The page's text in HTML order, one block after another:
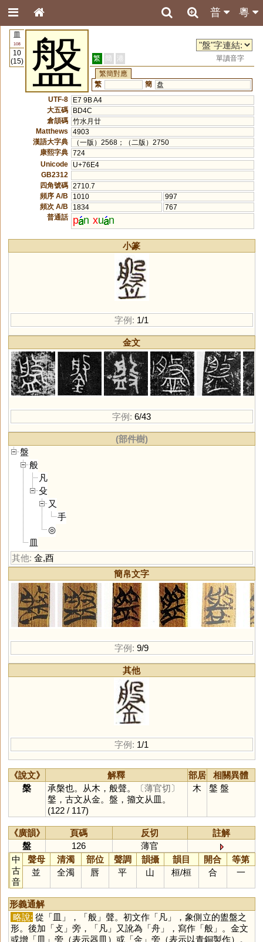
粵
普
皿
108
10
(15)
盤 繁 簡 港
單讀音字
繁簡對應
繁
簡 盘
UTF-8
E7 9B A4
大五碼
BD4C
倉頡碼 竹水月廿
Matthews
4903
漢語大字典
（一版）2568；（二版）2750
康熙字典 724
Unicode
U+76E4
GB2312
四角號碼 2710.7
頻序 A/B
1010
997
頻次 A/B
1834
767
普通話
p n xu n
小篆
字例: 1/1
金文
字例: 6/43
(部件樹)
盤
般
凡
殳
又
手
◎
皿
其他: 金,酉
簡帛文字
字例: 9/9
其他
字例: 1/1
《說文》 解釋 部居
相關異體
槃
承槃也。从木，般聲。
〔薄官切〕
鎜，古文从金。盤，籀文从皿。
(122 / 117)
木 鎜 盤
《廣韻》 頁碼 反切
註解
盤
126
薄官
中
古
音
聲母 清濁 部位 聲調 韻攝 韻目 開合
等第
並
全濁 唇 平 山 桓/桓 合 一
形義通解
略說: 從「皿 」，「般」聲。初文作「凡」，象側立的盥盤之
形。後加「攴 」旁，「凡」又訛為「舟」，寫作「般」。金文
或增「皿 」旁（表示器皿）或「金 」旁（表示以青銅製作）。